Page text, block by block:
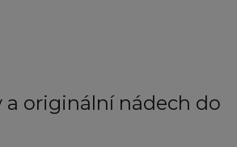
a originální nádech do